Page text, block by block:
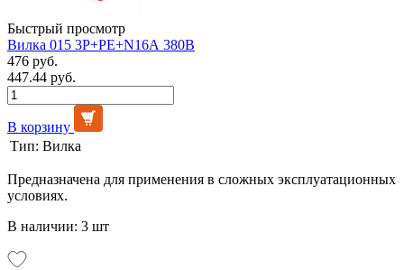
Быстрый просмотр
Вилка 015 3Р+РЕ+N16А 380В
476 руб.
447.44 руб.
В корзину
Тип: Вилка
Предназначена для применения в сложных эксплуатационных
условиях.
В наличии: 3 шт